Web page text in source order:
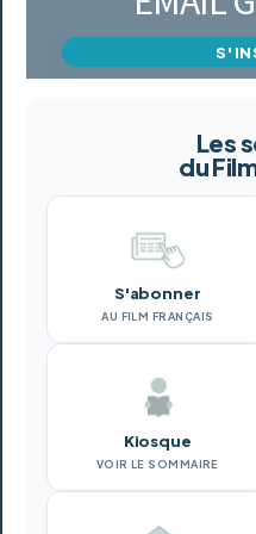
Les
du
S'abonner
AU FILM FRANÇAIS
Kiosque
VOIR LE SOMMAIRE